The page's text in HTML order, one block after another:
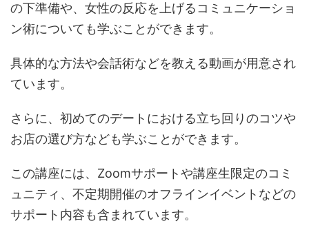
の下準備や、女性の反応を上げるコミュニケーショ
ン術についても学ぶことができます。
具体的な方法や会話術などを教える動画が用意され
ています。
さらに、初めてのデートにおける立ち回りのコツや
お店の選び方なども学ぶことができます。
この講座には、Zoomサポートや講座生限定のコミ
ュニティ、不定期開催のオフラインイベントなどの
サポート内容も含まれています。